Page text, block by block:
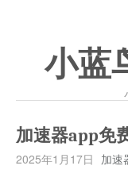
小蓝
加速器app免
2025年1月17日 加速